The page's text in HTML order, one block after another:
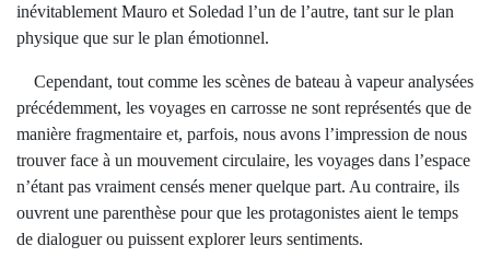
inévitablement Mauro et Soledad l’un de l’autre, tant sur le plan
physique que sur le plan émotionnel.
Cependant, tout comme les scènes de bateau à vapeur analysées
précédemment, les voyages en carrosse ne sont représentés que de
manière fragmentaire et, parfois, nous avons l’impression de nous
trouver face à un mouvement circulaire, les voyages dans l’espace
n’étant pas vraiment censés mener quelque part. Au contraire, ils
ouvrent une parenthèse pour que les protagonistes aient le temps
de dialoguer ou puissent explorer leurs sentiments.